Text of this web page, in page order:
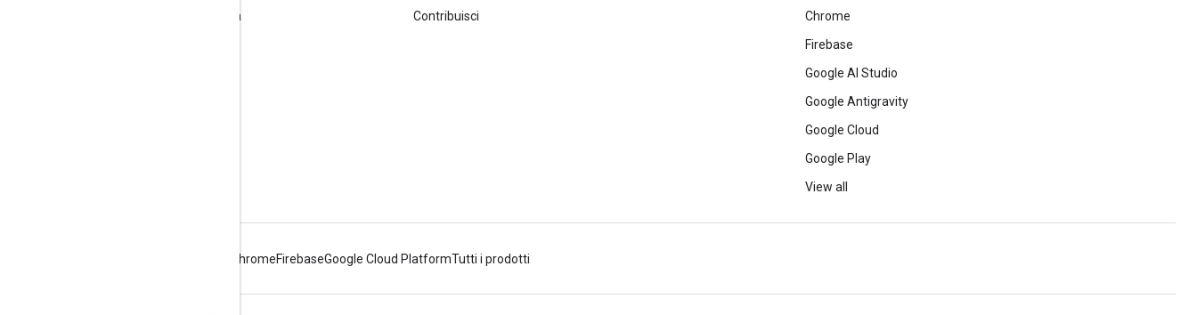
Libreria client OAuth di Google per Java
Contribuisci
Chrome
Firebase
Google AI Studio
Google Antigravity
Google Cloud
Google Play
View all
ChromeFirebaseGoogle Cloud PlatformTutti i prodotti